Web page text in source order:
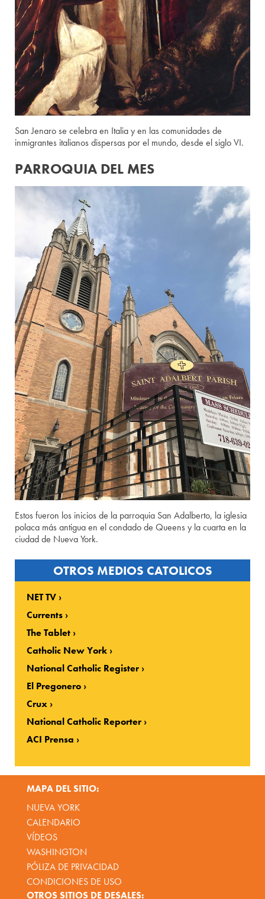
San Jenaro se celebra en Italia y en las comunidades de
inmigrantes italianos dispersas por el mundo, desde el siglo VI.
PARROQUIA DEL MES
Estos fueron los inicios de la parroquia San Adalberto, la iglesia
polaca más antigua en el condado de Queens y la cuarta en la
ciudad de Nueva York.
OTROS MEDIOS CATOLICOS
NET TV
Currents
The Tablet
Catholic New York
National Catholic Register
El Pregonero
Crux
National Catholic Reporter
ACI Prensa
MAPA DEL SITIO:
NUEVA YORK
CALENDARIO
VÍDEOS
WASHINGTON
PÓLIZA DE PRIVACIDAD
CONDICIONES DE USO
OTROS SITIOS DE DESALES: